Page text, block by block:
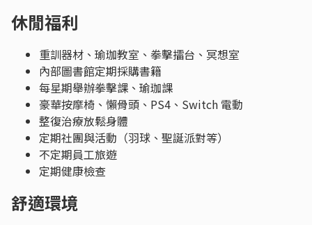
休閒福利
重訓器材、瑜珈教室、拳擊擂台、冥想室
內部圖書館定期採購書籍
每星期舉辦拳擊課、瑜珈課
豪華按摩椅、懶骨頭、PS4、Switch 電動
整復治療放鬆身體
定期社團與活動（羽球、聖誕派對等）
不定期員工旅遊
定期健康檢查
舒適環境